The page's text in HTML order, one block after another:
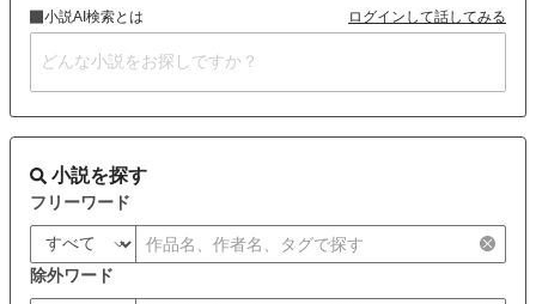
小説AI検索とは ログインして話してみる
小説を探す
フリーワード
除外ワード